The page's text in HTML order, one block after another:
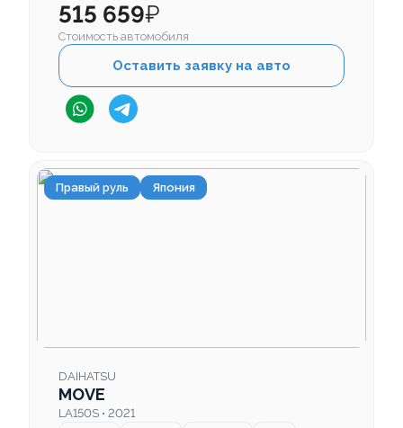
515 659₽
Стоимость автомобиля
Оставить заявку на авто
Правый руль Япония
DAIHATSU
MOVE
LA150S • 2021